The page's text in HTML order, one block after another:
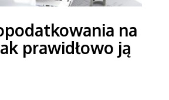
na
prawidłowo ją